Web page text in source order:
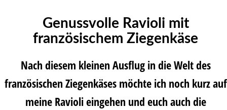
Genussvolle Ravioli mit
französischem Ziegenkäse
Nach diesem kleinen Ausflug in die Welt des
französischen Ziegenkäses möchte ich noch kurz auf
meine Ravioli eingehen und euch auch die